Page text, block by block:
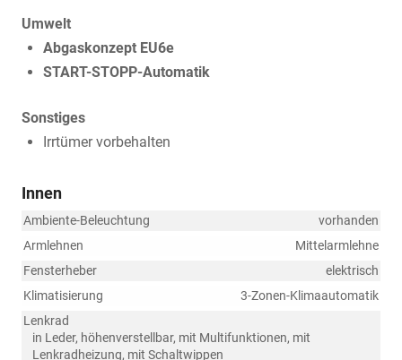
Umwelt
Abgaskonzept EU6e
START-STOPP-Automatik
Sonstiges
Irrtümer vorbehalten
Innen
Ambiente-Beleuchtung
vorhanden
Armlehnen
Mittelarmlehne
Fensterheber
elektrisch
Klimatisierung
3-Zonen-Klimaautomatik
Lenkrad
in Leder, höhenverstellbar, mit Multifunktionen, mit
Lenkradheizung, mit Schaltwippen